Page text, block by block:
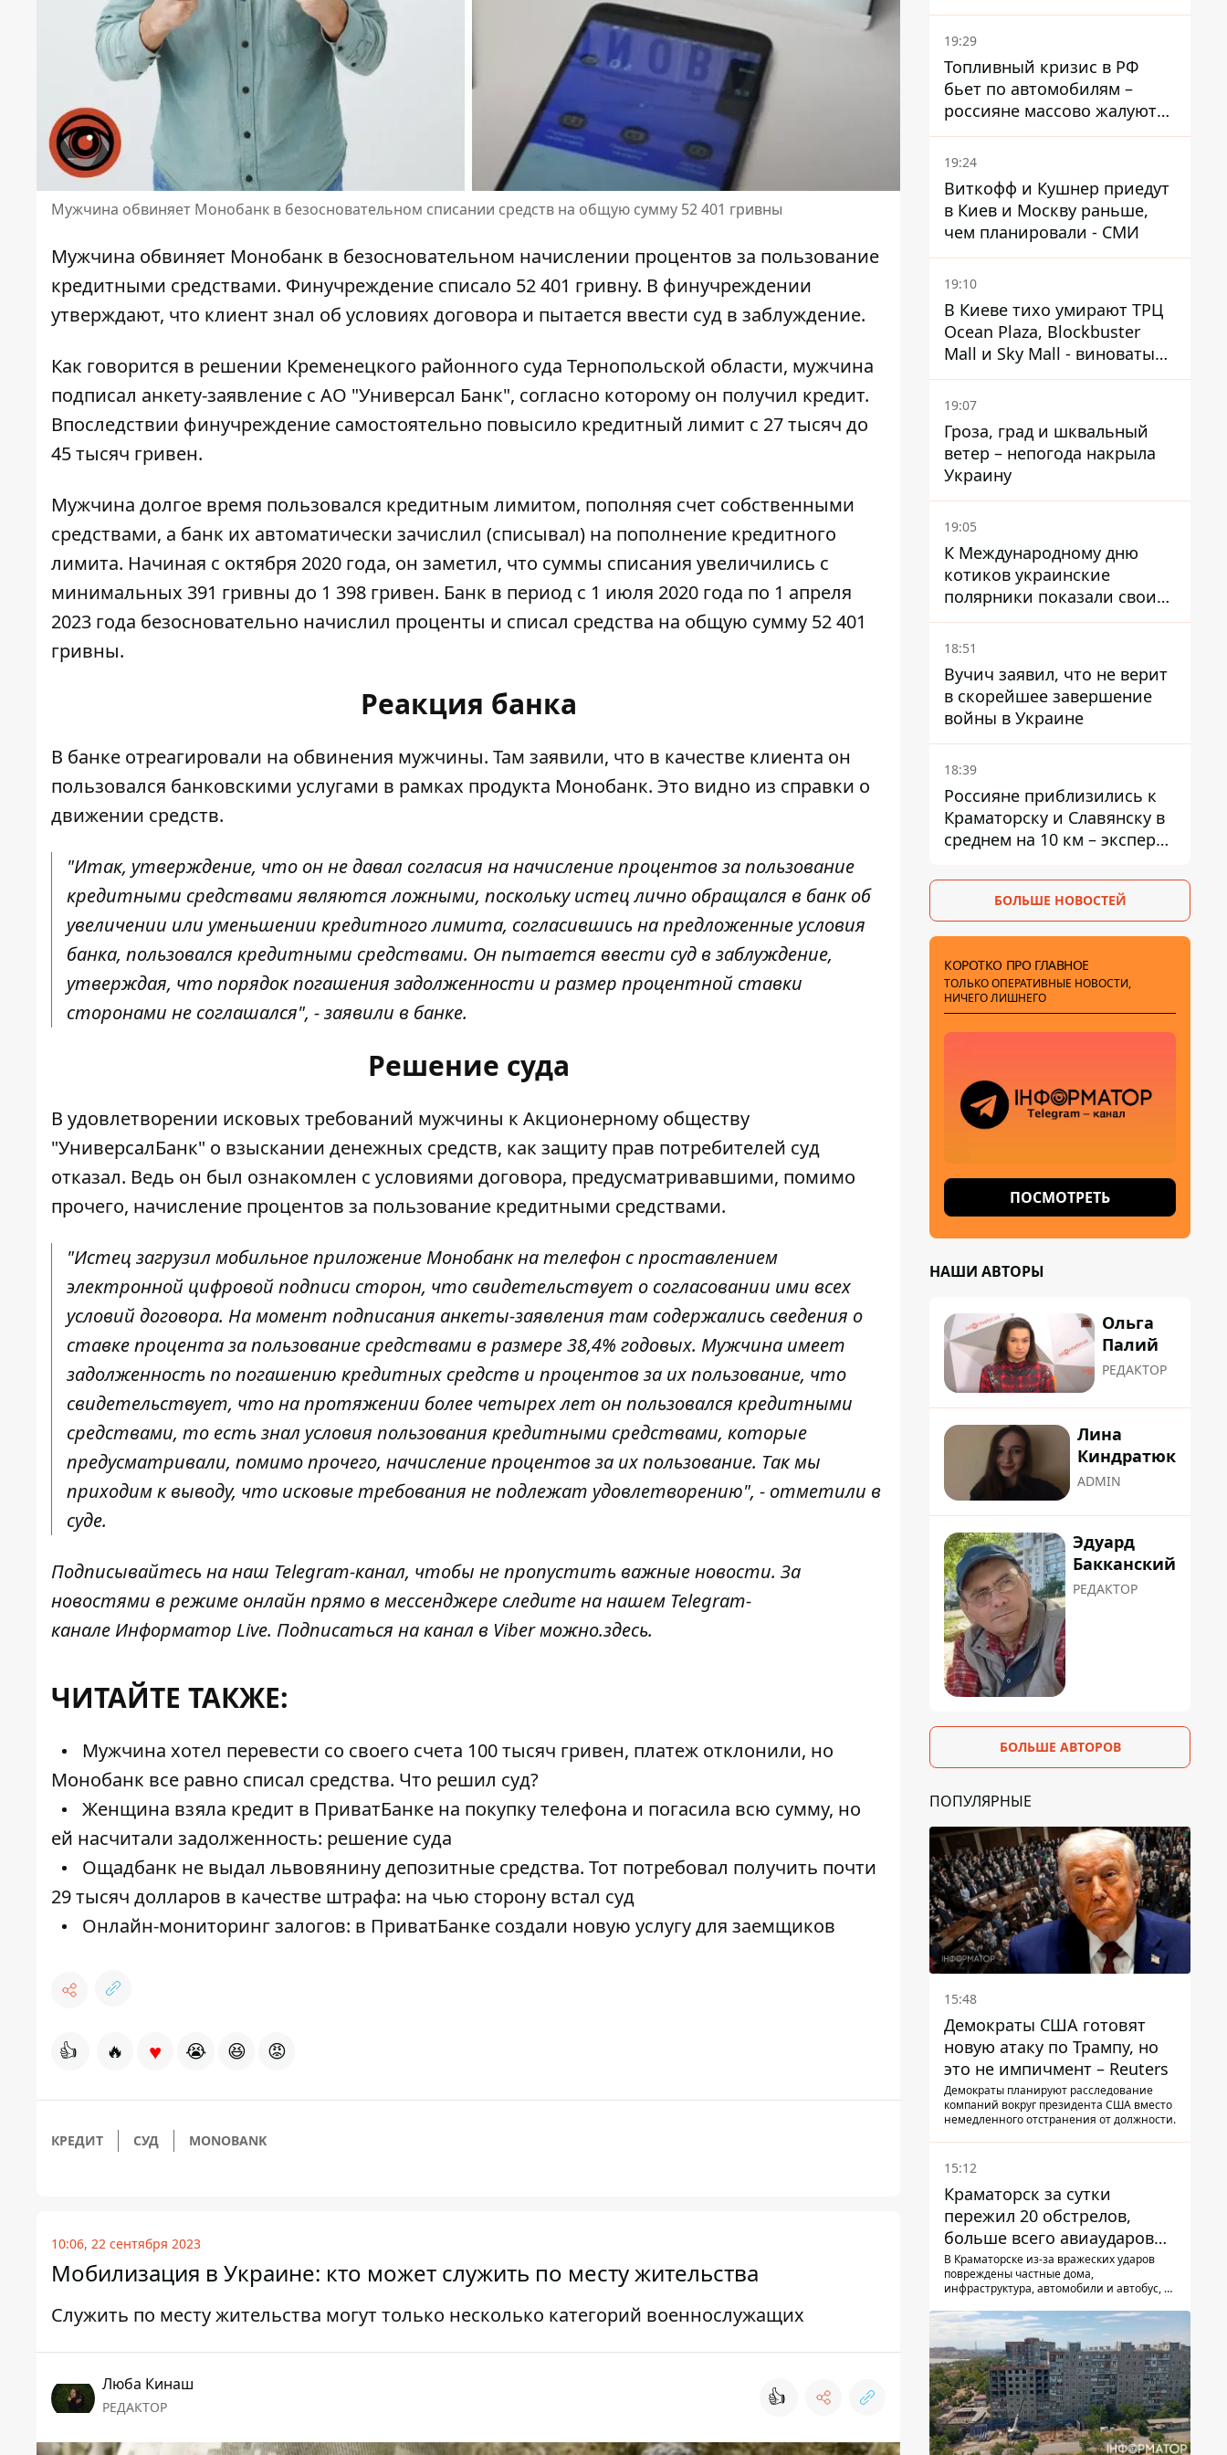
Мужчина обвиняет Монобанк в безосновательном списании средств на общую сумму 52 401 гривны
Мужчина обвиняет Монобанк в безосновательном начислении процентов за пользование
кредитными средствами. Финучреждение списало 52 401 гривну. В финучреждении
утверждают, что клиент знал об условиях договора и пытается ввести суд в заблуждение.
Как говорится в решении Кременецкого районного суда Тернопольской области, мужчина
подписал анкету-заявление с АО "Универсал Банк", согласно которому он получил кредит.
Впоследствии финучреждение самостоятельно повысило кредитный лимит с 27 тысяч до
45 тысяч гривен.
Мужчина долгое время пользовался кредитным лимитом, пополняя счет собственными
средствами, а банк их автоматически зачислил (списывал) на пополнение кредитного
лимита. Начиная с октября 2020 года, он заметил, что суммы списания увеличились с
минимальных 391 гривны до 1 398 гривен. Банк в период с 1 июля 2020 года по 1 апреля
2023 года безосновательно начислил проценты и списал средства на общую сумму 52 401
гривны.
Реакция банка
В банке отреагировали на обвинения мужчины. Там заявили, что в качестве клиента он
пользовался банковскими услугами в рамках продукта Монобанк. Это видно из справки о
движении средств.
"Итак, утверждение, что он не давал согласия на начисление процентов за пользование
кредитными средствами являются ложными, поскольку истец лично обращался в банк об
увеличении или уменьшении кредитного лимита, согласившись на предложенные условия
банка, пользовался кредитными средствами. Он пытается ввести суд в заблуждение,
утверждая, что порядок погашения задолженности и размер процентной ставки
сторонами не соглашался", - заявили в банке.
Решение суда
В удовлетворении исковых требований мужчины к Акционерному обществу
"УниверсалБанк" о взыскании денежных средств, как защиту прав потребителей суд
отказал. Ведь он был ознакомлен с условиями договора, предусматривавшими, помимо
прочего, начисление процентов за пользование кредитными средствами.
"Истец загрузил мобильное приложение Монобанк на телефон с проставлением
электронной цифровой подписи сторон, что свидетельствует о согласовании ими всех
условий договора. На момент подписания анкеты-заявления там содержались сведения о
ставке процента за пользование средствами в размере 38,4% годовых. Мужчина имеет
задолженность по погашению кредитных средств и процентов за их пользование, что
свидетельствует, что на протяжении более четырех лет он пользовался кредитными
средствами, то есть знал условия пользования кредитными средствами, которые
предусматривали, помимо прочего, начисление процентов за их пользование. Так мы
приходим к выводу, что исковые требования не подлежат удовлетворению", - отметили в
суде.
Подписывайтесь на наш Telegram-канал, чтобы не пропустить важные новости. За
новостями в режиме онлайн прямо в мессенджере следите на нашем Telegram-
канале Информатор Live. Подписаться на канал в Viber можно.здесь.
ЧИТАЙТЕ ТАКЖЕ:
Мужчина хотел перевести со своего счета 100 тысяч гривен, платеж отклонили, но
Монобанк все равно списал средства. Что решил суд?
Женщина взяла кредит в ПриватБанке на покупку телефона и погасила всю сумму, но
ей насчитали задолженность: решение суда
Ощадбанк не выдал львовянину депозитные средства. Тот потребовал получить почти
29 тысяч долларов в качестве штрафа: на чью сторону встал суд
Онлайн-мониторинг залогов: в ПриватБанке создали новую услугу для заемщиков
👍 🔥 ♥ 😭 😆 😡
КРЕДИТ СУД MONOBANK
10:06, 22 сентября 2023
Мобилизация в Украине: кто может служить по месту жительства
Служить по месту жительства могут только несколько категорий военнослужащих
Люба Кинаш
РЕДАКТОР 👍
украинский - Минобороны
страны
19:29
Топливный кризис в РФ
бьет по автомобилям –
россияне массово жалуются
на поломки из-за
некачественного бензина
19:24
Виткофф и Кушнер приедут
в Киев и Москву раньше,
чем планировали - СМИ
19:10
В Киеве тихо умирают ТРЦ
Ocean Plaza, Blockbuster
Mall и Sky Mall - виноваты
ленивые менеджеры и
каннибализм
19:07
Гроза, град и шквальный
ветер – непогода накрыла
Украину
19:05
К Международному дню
котиков украинские
полярники показали своих
полярников в Антарктиде
18:51
Вучич заявил, что не верит
в скорейшее завершение
войны в Украине
18:39
Россияне приблизились к
Краматорску и Славянску в
среднем на 10 км – эксперт
наступления
БОЛЬШЕ НОВОСТЕЙ
КОРОТКО ПРО ГЛАВНОЕ
ТОЛЬКО ОПЕРАТИВНЫЕ НОВОСТИ,
НИЧЕГО ЛИШНЕГО
ПОСМОТРЕТЬ
НАШИ АВТОРЫ
Ольга
Палий
РЕДАКТОР
Лина
Киндратюк
ADMIN
Эдуард
Бакканский
РЕДАКТОР
БОЛЬШЕ АВТОРОВ
ПОПУЛЯРНЫЕ
15:48
Демократы США готовят
новую атаку по Трампу, но
это не импичмент – Reuters
Демократы планируют расследование
компаний вокруг президента США вместо
немедленного отстранения от должности.
15:12
Краматорск за сутки
пережил 20 обстрелов,
больше всего авиаударов
КАБ-250
В Краматорске из-за вражеских ударов
повреждены частные дома,
инфраструктура, автомобили и автобус, а
человек и еще 15 получили ранения